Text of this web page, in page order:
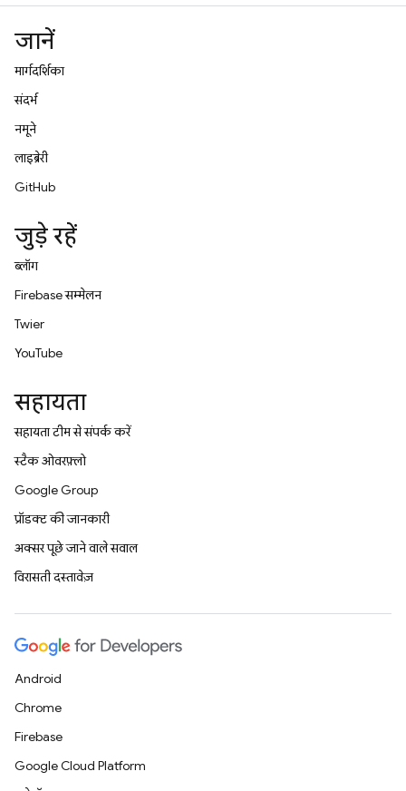
जानें
मार्गदर्शिका
संदर्भ
नमूने
लाइब्रेरी
GitHub
जुड़े रहें
ब्लॉग
Firebase सम्मेलन
Twitter
YouTube
सहायता
सहायता टीम से संपर्क करें
स्टैक ओवरफ़्लो
Google Group
प्रॉडक्ट की जानकारी
अक्सर पूछे जाने वाले सवाल
विरासती दस्तावेज़
Android
Chrome
Firebase
Google Cloud Platform